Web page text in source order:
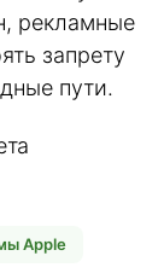
рекламные
запрету
пути.
Apple